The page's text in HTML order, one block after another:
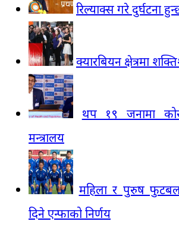
रिल्याक्स गरे दुर्घटना
क्यारबियन क्षेत्रमा
थप १९ जनामा
मन्त्रालय
महिला र पुरुष
दिने एन्फाको निर्णय